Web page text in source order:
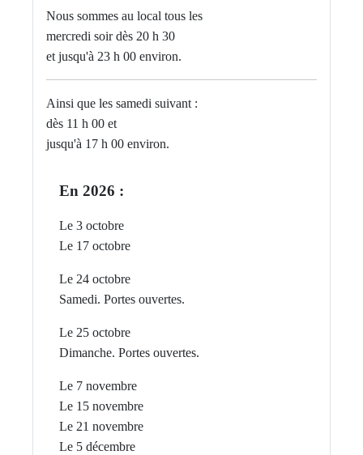
Nous sommes au local tous les
mercredi soir dès 20 h 30
et jusqu'à 23 h 00 environ.
Ainsi que les samedi suivant :
dès 11 h 00 et
jusqu'à 17 h 00 environ.
En 2026 :
Le 3 octobre
Le 17 octobre
Le 24 octobre
Samedi. Portes ouvertes.
Le 25 octobre
Dimanche. Portes ouvertes.
Le 7 novembre
Le 15 novembre
Le 21 novembre
Le 5 décembre